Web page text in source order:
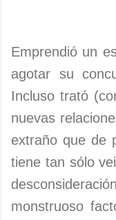
Emprendió un
agotar su
Incluso trató
nuevas
extraño que de
tiene tan sólo
monstruoso